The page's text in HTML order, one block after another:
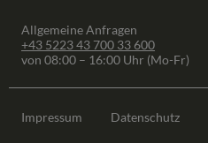
Allgemeine Anfragen
+43 5223 43 700 33 600
von 08:00 – 16:00 Uhr (Mo-Fr)
Impressum Datenschutz